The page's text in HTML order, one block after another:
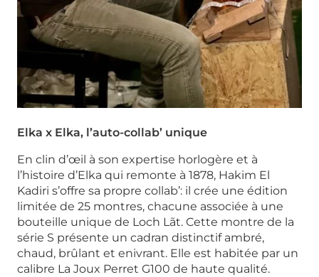
Elka x Elka, l’auto-collab’ unique
En clin d’œil à son expertise horlogère et à
l’histoire d’Elka qui remonte à 1878, Hakim El
Kadiri s’offre sa propre collab’: il crée une édition
limitée de 25 montres, chacune associée à une
bouteille unique de Loch Lãt. Cette montre de la
série S présente un cadran distinctif ambré,
chaud, brûlant et enivrant. Elle est habitée par un
calibre La Joux Perret G100 de haute qualité.